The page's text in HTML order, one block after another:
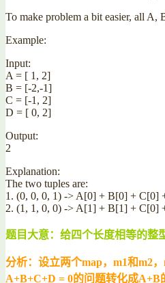
To make problem a bit easier, all A,
Example:
Input:
A = [ 1, 2]
B = [-2,-1]
C = [-1, 2]
D = [ 0, 2]
Output:
2
Explanation:
The two tuples are:
1. (0, 0, 0, 1) -> A[0] + B[0] + C[0]
2. (1, 1, 0, 0) -> A[1] + B[1] + C[0]
题目大意：给四个长度相等的
分析：设立两个map，m1和m2
A+B+C+D = 0的问题转化成A+B